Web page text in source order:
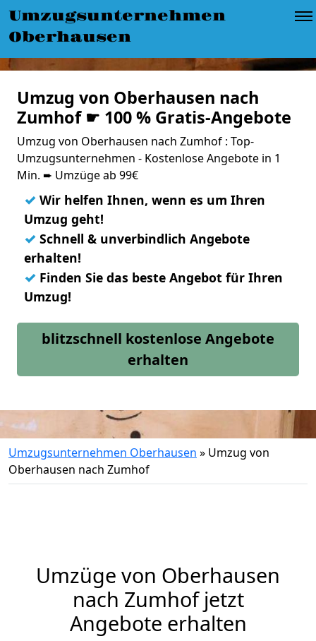
Umzugsunternehmen
Oberhausen
Umzug von Oberhausen nach
Zumhof ☛ 100 % Gratis-Angebote
Umzug von Oberhausen nach Zumhof : Top-
Umzugsunternehmen - Kostenlose Angebote in 1
Min. ➨ Umzüge ab 99€
✓ Wir helfen Ihnen, wenn es um Ihren
Umzug geht!
✓ Schnell & unverbindlich Angebote
erhalten!
✓ Finden Sie das beste Angebot für Ihren
Umzug!
blitzschnell kostenlose Angebote
erhalten
Umzugsunternehmen Oberhausen » Umzug von
Oberhausen nach Zumhof
Umzüge von Oberhausen
nach Zumhof jetzt
Angebote erhalten